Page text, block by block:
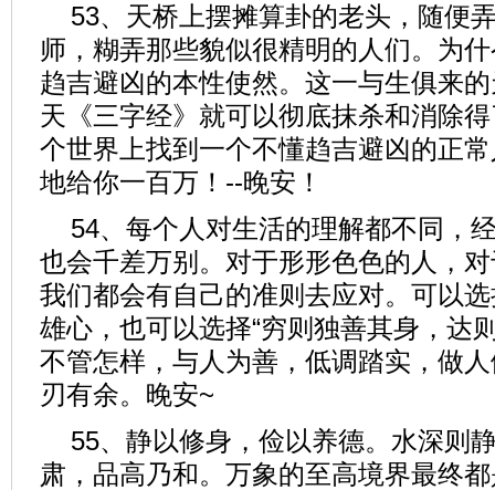
53、天桥上摆摊算卦的老头，随便
师，糊弄那些貌似很精明的人们。为
趋吉避凶的本性使然。这一与生俱来
天《三字经》就可以彻底抹杀和消除
个世界上找到一个不懂趋吉避凶的正
地给你一百万！--晚安！
54、每个人对生活的理解都不同，
也会千差万别。对于形形色色的人，
我们都会有自己的准则去应对。可以选
雄心，也可以选择“穷则独善其身，达
不管怎样，与人为善，低调踏实，做
刃有余。晚安~
55、静以修身，俭以养德。水深则
肃，品高乃和。万象的至高境界最终